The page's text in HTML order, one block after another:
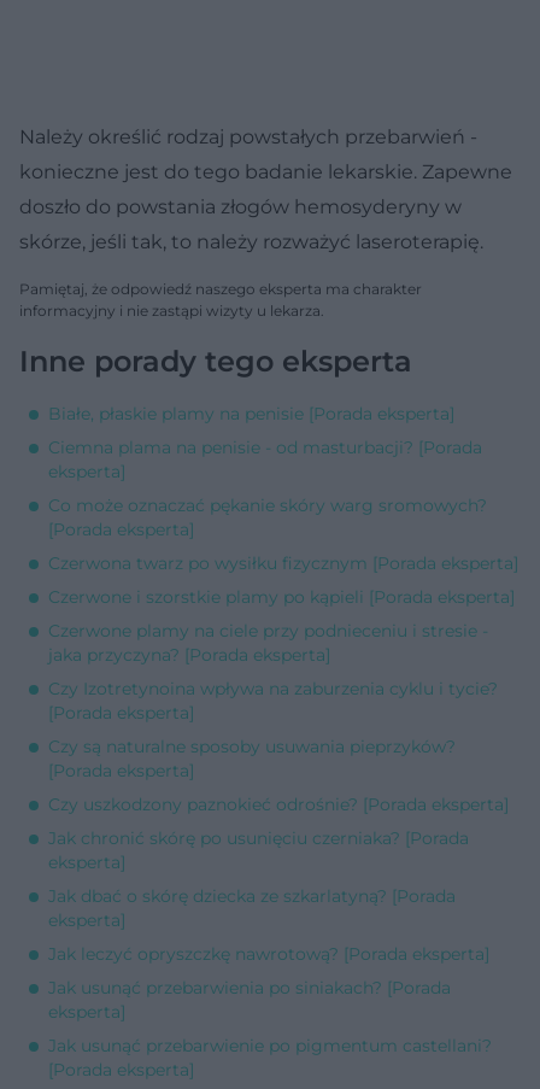
Należy określić rodzaj powstałych przebarwień -
konieczne jest do tego badanie lekarskie. Zapewne
doszło do powstania złogów hemosyderyny w
skórze, jeśli tak, to należy rozważyć laseroterapię.
Pamiętaj, że odpowiedź naszego eksperta ma charakter
informacyjny i nie zastąpi wizyty u lekarza.
Inne porady tego eksperta
Białe, płaskie plamy na penisie [Porada eksperta]
Ciemna plama na penisie - od masturbacji? [Porada
eksperta]
Co może oznaczać pękanie skóry warg sromowych?
[Porada eksperta]
Czerwona twarz po wysiłku fizycznym [Porada eksperta]
Czerwone i szorstkie plamy po kąpieli [Porada eksperta]
Czerwone plamy na ciele przy podnieceniu i stresie -
jaka przyczyna? [Porada eksperta]
Czy Izotretynoina wpływa na zaburzenia cyklu i tycie?
[Porada eksperta]
Czy są naturalne sposoby usuwania pieprzyków?
[Porada eksperta]
Czy uszkodzony paznokieć odrośnie? [Porada eksperta]
Jak chronić skórę po usunięciu czerniaka? [Porada
eksperta]
Jak dbać o skórę dziecka ze szkarlatyną? [Porada
eksperta]
Jak leczyć opryszczkę nawrotową? [Porada eksperta]
Jak usunąć przebarwienia po siniakach? [Porada
eksperta]
Jak usunąć przebarwienie po pigmentum castellani?
[Porada eksperta]